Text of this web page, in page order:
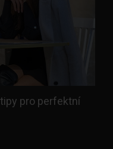
pro perfektní